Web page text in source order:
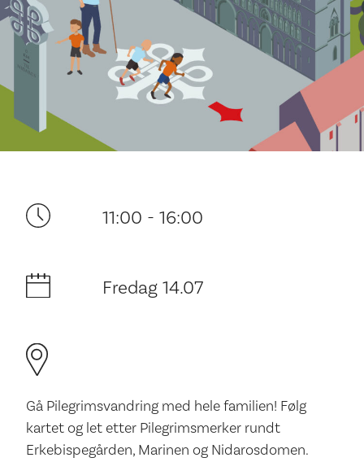
Ditt besøk
11:00 - 16:00
Fredag 14.07
Gå Pilegrimsvandring med hele familien! Følg
kartet og let etter Pilegrimsmerker rundt
Erkebispegården, Marinen og Nidarosdomen.